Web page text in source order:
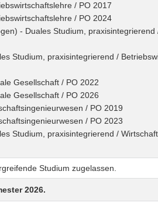
/ PO 2017
/ PO 2024
- Duales Studium,
Studium, praxisintegrierend /
Gesellschaft / PO 2022
Gesellschaft / PO 2026
/ PO 2019
/ PO 2023
Studium, praxisintegrierend /
Studium zugelassen.
2026.